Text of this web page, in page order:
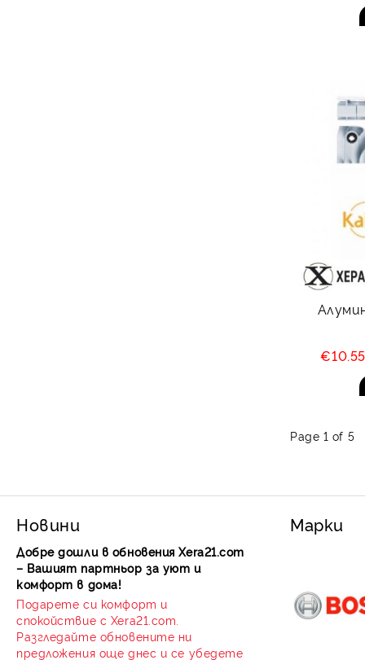
€10.55
Page 1 of 5
Новини
Добре дошли в обновения Xera21.com
– Вашият партньор за уют и
комфорт в дома!
Подарете си комфорт и
спокойствие с Xera21.com.
Разгледайте обновените ни
предложения още днес и се убедете
Марки